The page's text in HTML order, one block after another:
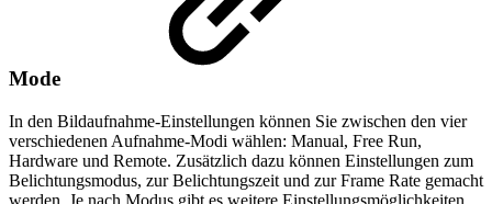
Mode
In den Bildaufnahme-Einstellungen können Sie zwischen den vier
verschiedenen Aufnahme-Modi wählen: Manual, Free Run,
Hardware und Remote. Zusätzlich dazu können Einstellungen zum
Belichtungsmodus, zur Belichtungszeit und zur Frame Rate gemacht
werden. Je nach Modus gibt es weitere Einstellungsmöglichkeiten.